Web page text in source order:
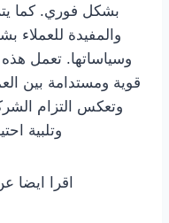
بشكل فوري. كما
والمفيدة للعملاء
وسياساتها. تعمل هذه
قوية ومستدامة بين
وتعكس التزام
وتلبية
اقرا ايضا